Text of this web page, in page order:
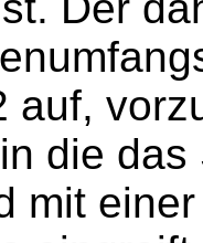
auf,
die
mit